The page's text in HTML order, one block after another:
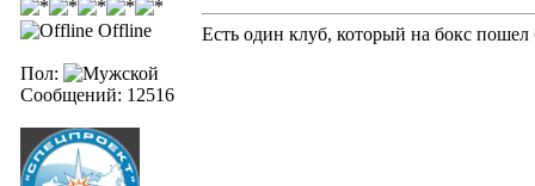
Offline
Пол:
Сообщений: 12516
Есть один клуб, который на бокс